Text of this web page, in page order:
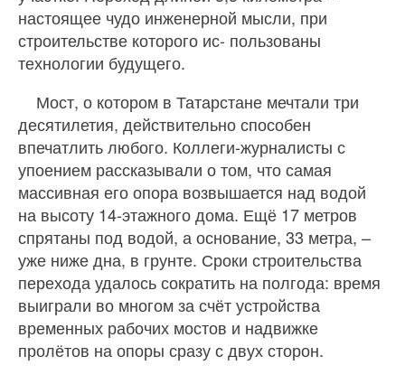
настоящее чудо инженерной мысли, при
строительстве которого ис- пользованы
технологии будущего.
Мост, о котором в Татарстане мечтали три
десятилетия, действительно способен
впечатлить любого. Коллеги-журналисты с
упоением рассказывали о том, что самая
массивная его опора возвышается над водой
на высоту 14-этажного дома. Ещё 17 метров
спрятаны под водой, а основание, 33 метра, –
уже ниже дна, в грунте. Сроки строительства
перехода удалось сократить на полгода: время
выиграли во многом за счёт устройства
временных рабочих мостов и надвижке
пролётов на опоры сразу с двух сторон.